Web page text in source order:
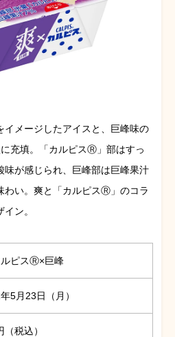
メージしたアイスと、巨峰味の
充填。「カルピスⓇ」部はすっ
味が感じられ、巨峰部は巨峰果汁
わい。爽と「カルピスⓇ」のコラ
ン。
ピスⓇ×巨峰
5月23日（月）
（税込）